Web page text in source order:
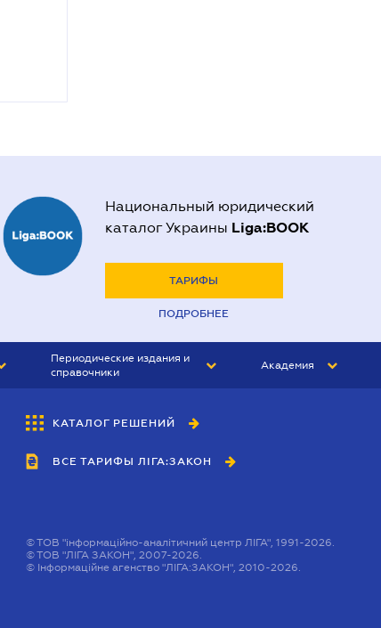
Национальный юридический
каталог Украины Liga:BOOK
ТАРИФЫ
ПОДРОБНЕЕ
Периодические издания и
справочники
БУХГАЛТЕР&ЗАКОН
ВЕСТНИК МСФО
Академия
КАТАЛОГ РЕШЕНИЙ
ВСЕ ТАРИФЫ ЛІГА:ЗАКОН
©ТОВ "інформаційно-аналітичний центр ЛІГА", 1991-2026.
©ТОВ "ЛІГА ЗАКОН", 2007-2026.
© Інформаційне агенство "ЛІГА:ЗАКОН", 2010-2026.